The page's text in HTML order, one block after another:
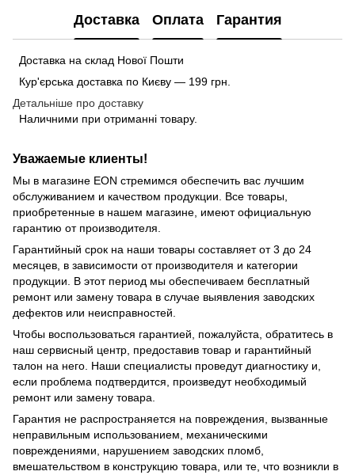
Доставка Оплата Гарантия
Доставка на склад Нової Пошти
Кур'єрська доставка по Києву — 199 грн.
Детальніше про доставку
Наличними при отриманні товару.
Уважаемые клиенты!
Мы в магазине EON стремимся обеспечить вас лучшим
обслуживанием и качеством продукции. Все товары,
приобретенные в нашем магазине, имеют официальную
гарантию от производителя.
Гарантийный срок на наши товары составляет от 3 до 24
месяцев, в зависимости от производителя и категории
продукции. В этот период мы обеспечиваем бесплатный
ремонт или замену товара в случае выявления заводских
дефектов или неисправностей.
Чтобы воспользоваться гарантией, пожалуйста, обратитесь в
наш сервисный центр, предоставив товар и гарантийный
талон на него. Наши специалисты проведут диагностику и,
если проблема подтвердится, произведут необходимый
ремонт или замену товара.
Гарантия не распространяется на повреждения, вызванные
неправильным использованием, механическими
повреждениями, нарушением заводских пломб,
вмешательством в конструкцию товара, или те, что возникли в